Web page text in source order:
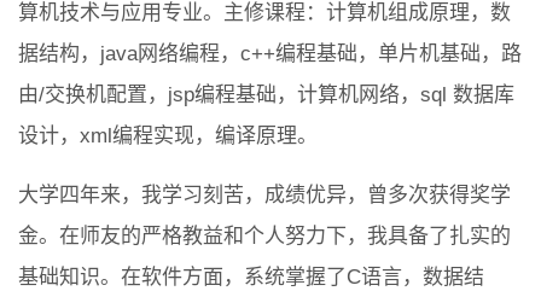
算机技术与应用专业。主修课程：计算机组成原理，数
据结构，java网络编程，c++编程基础，单片机基础，路
由/交换机配置，jsp编程基础，计算机网络，sql 数据库
设计，xml编程实现，编译原理。
大学四年来，我学习刻苦，成绩优异，曾多次获得奖学
金。在师友的严格教益和个人努力下，我具备了扎实的
基础知识。在软件方面，系统掌握了C语言，数据结